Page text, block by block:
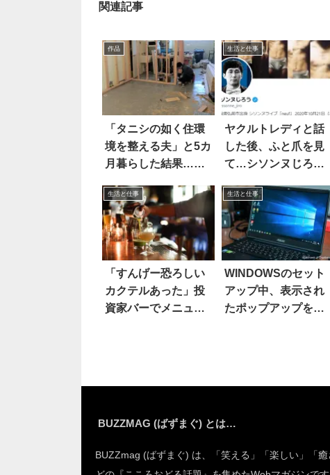
関連記事
作品
「タニシの如く住環
境を整える夫」と5カ
月暮らした結果…す
生活と仕事
ヤクルトレディと話
した後、ふと爪を見
て…シソンヌじろう
生活と仕事
「すんげー恐ろしい
カクテルあった」投
資家バーでメニュー
生活と仕事
WINDOWSのセット
アップ中、表示され
たポップアップを見
BUZZMAG (ばずまぐ) とは…
BUZZmag (ばずまぐ) は、「笑える」「楽しい」「癒